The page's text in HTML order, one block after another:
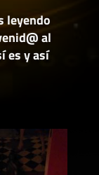
leyendo
al
es y así